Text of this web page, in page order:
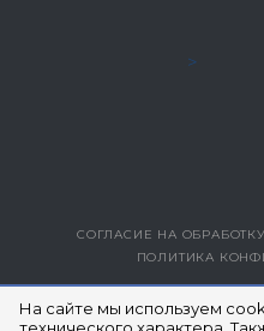
На сайте мы используем
>
ВЕРСИЯ
СОГЛАСИЕ НА
ПОЛИТИКА